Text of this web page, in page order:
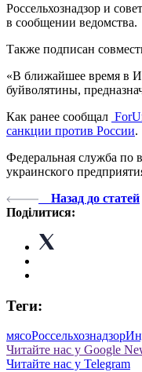
Россельхознадзор и
в сообщении ведомства.
Также подписан
«В ближайшее время в
буйволятины,
Как ранее сообщал
санкции против России.
Федеральная служба по
украинского
Назад до статей
Поділитися:
Теги:
мясоРоссельхознадзор
Читайте нас у Google
Читайте нас у Telegram